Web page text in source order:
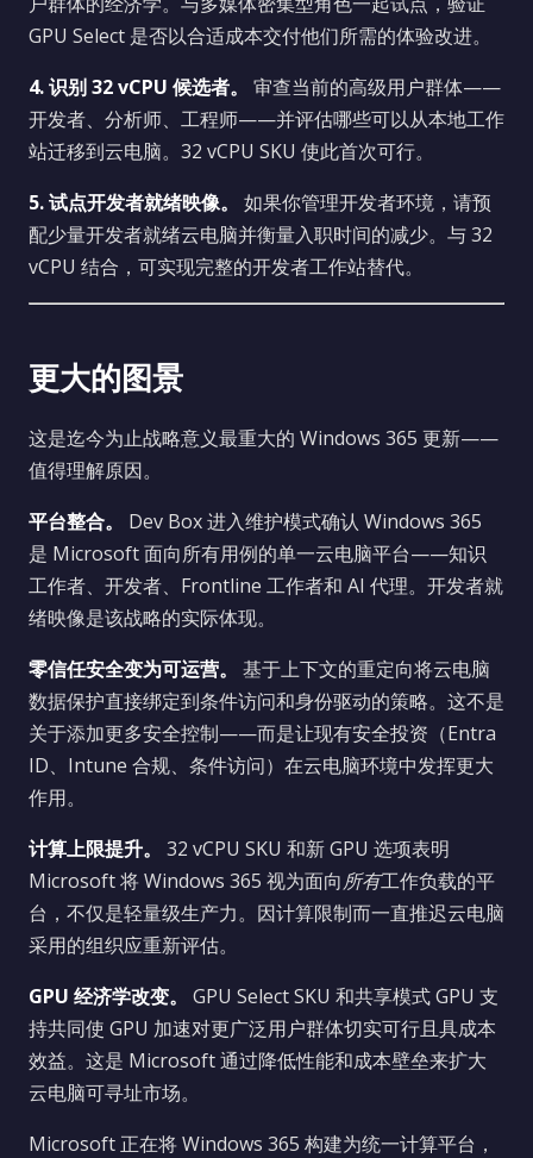
GPU Select 是否以合适成本交付他们所需的体验改进。
4. 识别 32 vCPU 候选者。
审查当前的高级用户群体——
开发者、分析师、工程师——并评估哪些可以从本地工作
站迁移到云电脑。32 vCPU SKU 使此首次可行。
5. 试点开发者就绪映像。
如果你管理开发者环境，请预
配少量开发者就绪云电脑并衡量入职时间的减少。与 32
vCPU 结合，可实现完整的开发者工作站替代。
更大的图景
这是迄今为止战略意义最重大的 Windows 365 更新——
值得理解原因。
平台整合。
Dev Box 进入维护模式确认 Windows 365
是 Microsoft 面向所有用例的单一云电脑平台——知识
工作者、开发者、Frontline 工作者和 AI 代理。开发者就
绪映像是该战略的实际体现。
零信任安全变为可运营。
基于上下文的重定向将云电脑
数据保护直接绑定到条件访问和身份驱动的策略。这不是
关于添加更多安全控制——而是让现有安全投资（Entra
ID、Intune 合规、条件访问）在云电脑环境中发挥更大
作用。
计算上限提升。
32 vCPU SKU 和新 GPU 选项表明
Microsoft 将 Windows 365 视为面向所有工作负载的平
台，不仅是轻量级生产力。因计算限制而一直推迟云电脑
采用的组织应重新评估。
GPU 经济学改变。
GPU Select SKU 和共享模式 GPU 支
持共同使 GPU 加速对更广泛用户群体切实可行且具成本
效益。这是 Microsoft 通过降低性能和成本壁垒来扩大
云电脑可寻址市场。
Microsoft 正在将 Windows 365 构建为统一计算平台，